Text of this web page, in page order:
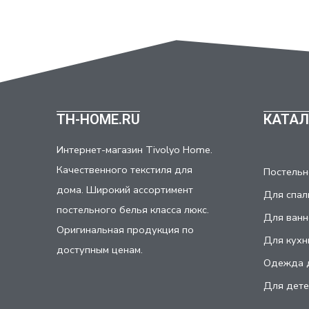
TH-HOME.RU
Интернет-магазин Tivolyo Home.
Качественного текстиля для
дома. Широкий ассортимент
постельного белья класса люкс.
Оригинальная продукция по
доступным ценам.
Для
Для
Для
Одежда
Для